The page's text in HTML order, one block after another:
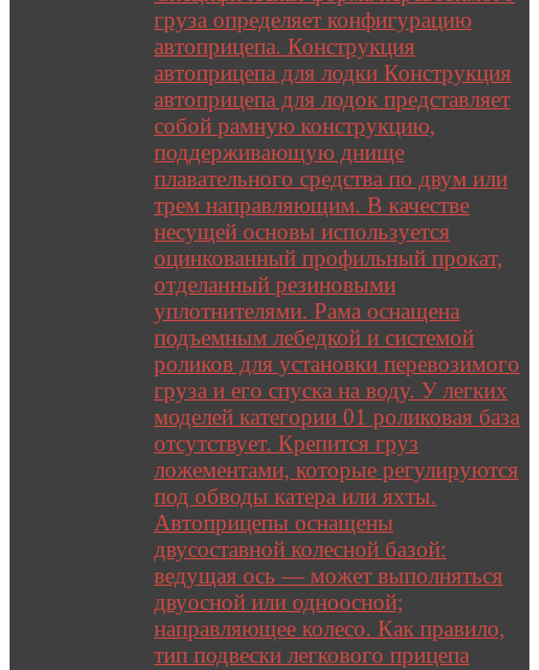
груза определяет конфигурацию
автоприцепа. Конструкция
автоприцепа для лодки Конструкция
автоприцепа для лодок представляет
собой рамную конструкцию,
поддерживающую днище
плавательного средства по двум или
трем направляющим. В качестве
несущей основы используется
оцинкованный профильный прокат,
отделанный резиновыми
уплотнителями. Рама оснащена
подъемным лебедкой и системой
роликов для установки перевозимого
груза и его спуска на воду. У легких
моделей категории 01 роликовая база
отсутствует. Крепится груз
ложементами, которые регулируются
под обводы катера или яхты.
Автоприцепы оснащены
двусоставной колесной базой:
ведущая ось — может выполняться
двуосной или одноосной;
направляющее колесо. Как правило,
тип подвески легкового прицепа